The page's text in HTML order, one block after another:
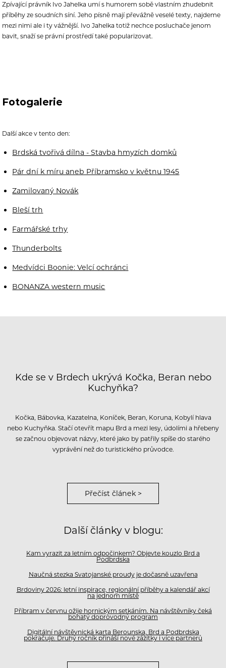
Zpívající právník Ivo Jahelka umí s humorem sobě vlastním zhudebnit
příběhy ze soudních síní. Jeho písně mají převážně veselé texty, najdeme
mezi nimi ale i ty vážnější. Ivo Jahelka totiž nechce posluchače jenom
bavit, snaží se právní prostředí také popularizovat.
Fotogalerie
Další akce v tento den:
Brdská tvořivá dílna - Stavba hmyzích domků
Pár dní k míru aneb Příbramsko v květnu 1945
Zamilovaný Novák
Bleší trh
Farmářské trhy
Thunderbolts
Medvídci Boonie: Velcí ochránci
BONANZA western music
Kde se v Brdech ukrývá Kočka, Beran nebo
Kuchyňka?
Kočka, Bábovka, Kazatelna, Koníček, Beran, Koruna, Kobylí hlava
nebo Kuchyňka. Stačí otevřít mapu Brd a mezi lesy, údolími a hřebeny
se začnou objevovat názvy, které jako by patřily spíše do starého
vyprávění než do turistického průvodce.
Přečíst článek >
Další články v blogu:
Kam vyrazit za letním odpočinkem? Objevte kouzlo Brd a
Podbrdska
Naučná stezka Svatojanské proudy je dočasně uzavřena
Brdoviny 2026: letní inspirace, regionální příběhy a kalendář akcí
na jednom místě
Příbram v červnu ožije hornickým setkáním. Na návštěvníky čeká
bohatý doprovodný program
Digitální návštěvnická karta Berounska, Brd a Podbrdska
pokračuje. Druhý ročník přináší nové zážitky i více partnerů